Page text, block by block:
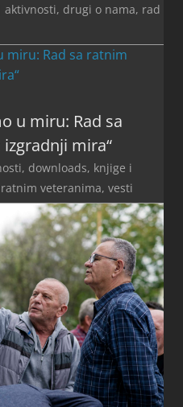
aktivnosti, drugi o nama, rad
u miru: Rad sa
mira“
, downloads, knjige i
veteranima,vesti